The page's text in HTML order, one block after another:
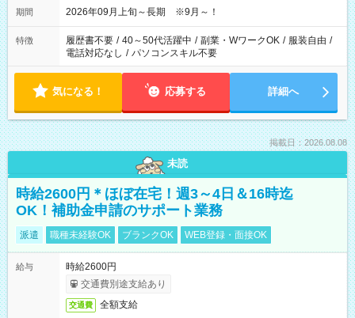
期間 2026年09月上旬～長期 ※9月～！
特徴 履歴書不要 / 40～50代活躍中 / 副業・WワークOK / 服装自由 /
電話対応なし / パソコンスキル不要
気になる！ 応募する 詳細へ
掲載日：2026.08.08
未読
時給2600円＊ほぼ在宅！週3～4日＆16時迄
OK！補助金申請のサポート業務
派遣 職種未経験OK ブランクOK WEB登録・面接OK
給与
時給2600円
交通費別途支給あり
交通費 全額支給